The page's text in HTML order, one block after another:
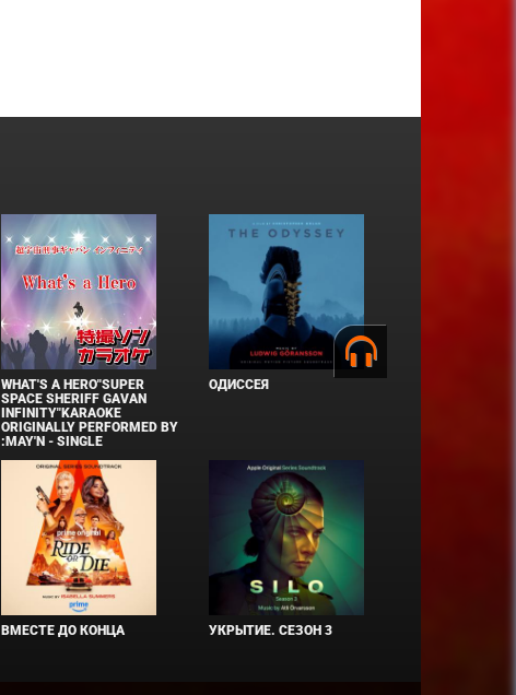
WHAT'S A HERO"SUPER
SPACE SHERIFF GAVAN
INFINITY"KARAOKE
ORIGINALLY PERFORMED BY
:MAY'N - SINGLE
ОДИССЕЯ
ВМЕСТЕ ДО КОНЦА УКРЫТИЕ. СЕЗОН 3